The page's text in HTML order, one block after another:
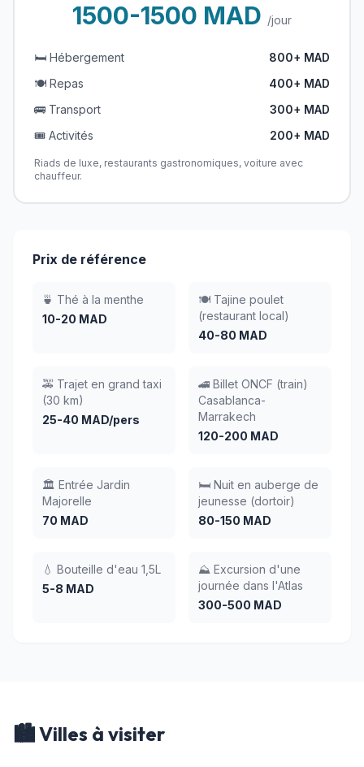
1500-1500 MAD /jour
🛏️ Hébergement
800+ MAD
🍽️ Repas
400+ MAD
🚌 Transport
300+ MAD
🎟️ Activités
200+ MAD
Riads de luxe, restaurants gastronomiques, voiture avec
chauffeur.
Prix de référence
🍵 Thé à la menthe
10-20 MAD
🍽️ Tajine poulet
(restaurant local)
40-80 MAD
🚕 Trajet en grand taxi
(30 km)
25-40 MAD/pers
🚄 Billet ONCF (train)
Casablanca-
Marrakech
120-200 MAD
🏛️ Entrée Jardin
Majorelle
70 MAD
🛏️ Nuit en auberge de
jeunesse (dortoir)
80-150 MAD
💧 Bouteille d'eau 1,5L
5-8 MAD
⛰️ Excursion d'une
journée dans l'Atlas
300-500 MAD
🏙️ Villes à visiter